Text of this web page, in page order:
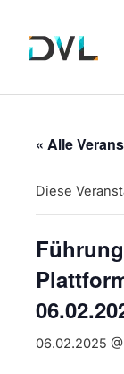
« Alle
Diese
06.02.2025